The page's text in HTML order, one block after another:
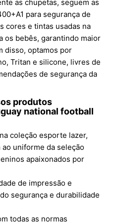
as chupetas, seguem as
para segurança de
cores e tintas usadas na
os bebês, garantindo maior
disso, optamos por
Tritan e silicone, livres de
de segurança da
produtos
national football
coleção esporte lazer,
uniforme da seleção
apaixonados por
de impressão e
segurança e durabilidade
todas as normas